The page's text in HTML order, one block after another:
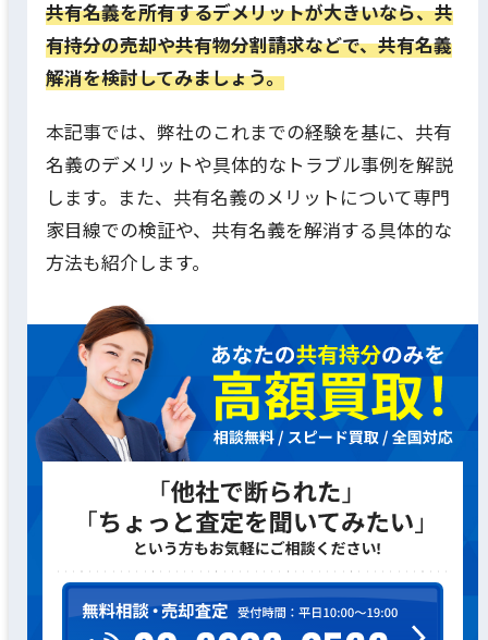
共有名義を所有するデメリットが大きいなら、共
有持分の売却や共有物分割請求などで、共有名義
解消を検討してみましょう。
本記事では、弊社のこれまでの経験を基に、共有
名義のデメリットや具体的なトラブル事例を解説
します。また、共有名義のメリットについて専門
家目線での検証や、共有名義を解消する具体的な
方法も紹介します。